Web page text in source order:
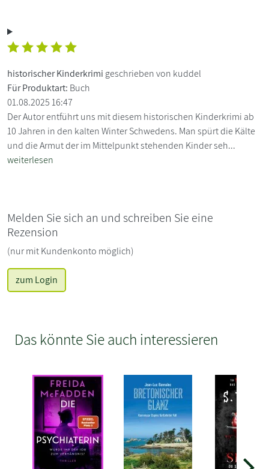
historischer Kinderkrimi geschrieben von kuddel
Für Produktart: Buch
01.08.2025 16:47
Der Autor entführt uns mit diesem historischen Kinderkrimi ab
10 Jahren in den kalten Winter Schwedens. Man spürt die Kälte
und die Armut der im Mittelpunkt stehenden Kinder seh...
weiterlesen
Melden Sie sich an und schreiben Sie eine
Rezension
(nur mit Kundenkonto möglich)
zum Login
Das könnte Sie auch interessieren